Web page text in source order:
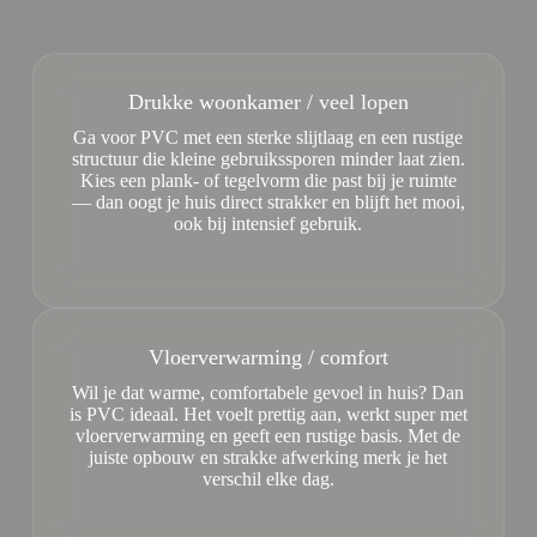
Drukke woonkamer / veel lopen
Ga voor PVC met een sterke slijtlaag en een rustige
structuur die kleine gebruikssporen minder laat zien.
Kies een plank- of tegelvorm die past bij je ruimte
— dan oogt je huis direct strakker en blijft het mooi,
ook bij intensief gebruik.
Vloerverwarming / comfort
Wil je dat warme, comfortabele gevoel in huis? Dan
is PVC ideaal. Het voelt prettig aan, werkt super met
vloerverwarming en geeft een rustige basis. Met de
juiste opbouw en strakke afwerking merk je het
verschil elke dag.